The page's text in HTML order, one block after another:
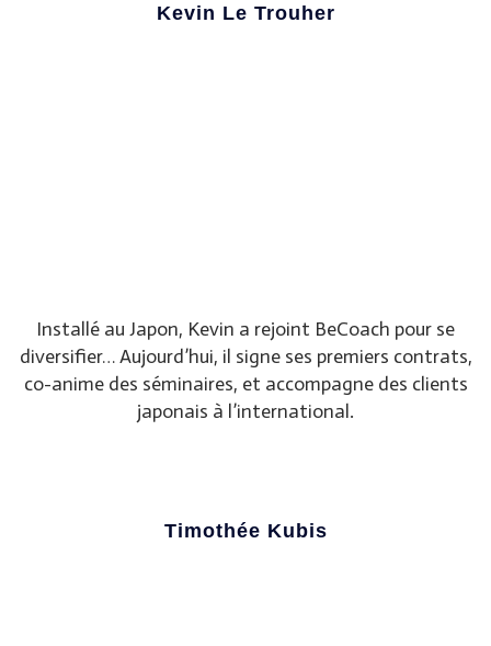
Kevin Le Trouher
Installé au Japon, Kevin a rejoint BeCoach pour se
diversifier… Aujourd’hui, il signe ses premiers contrats,
co-anime des séminaires, et accompagne des clients
japonais à l’international.
Timothée Kubis